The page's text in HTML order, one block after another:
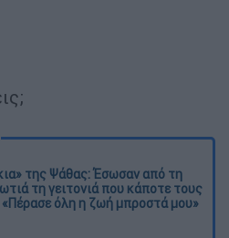
της Ψάθας: Έσωσαν από τη
τη γειτονιά που κάποτε τους
«Πέρασε όλη η ζωή μπροστά μου»